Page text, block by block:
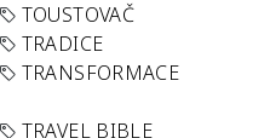
TOUSTOVAČ
TRADICE
TRANSFORMACE
TRAVEL BIBLE